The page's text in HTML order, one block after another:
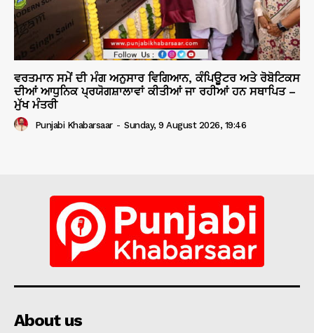
ਵਰਤਮਾਨ ਸਮੇਂ ਦੀ ਮੰਗ ਅਨੁਸਾਰ ਵਿਗਿਆਨ, ਕੰਪਿਊਟਰ ਅਤੇ ਰੋਬੋਟਿਕਸ
ਦੀਆਂ ਆਧੁਨਿਕ ਪ੍ਰਯੋਗਸ਼ਾਲਾਵਾਂ ਕੀਤੀਆਂ ਜਾ ਰਹੀਆਂ ਹਨ ਸਥਾਪਿਤ –
ਮੁੱਖ ਮੰਤਰੀ
Punjabi Khabarsaar - Sunday, 9 August 2026, 19:46
About us